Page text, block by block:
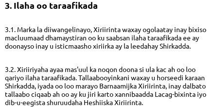
3. Ilaha oo taraafikada
3.1. Marka la diiwangelinayo, Xiriirinta waxay ogolaatay inay bixiso
macluumaad dhamaystiran oo ku saabsan ilaha taraafikada ee ay
doonayso inay u isticmaasho xiriirka ay la leedahay Shirkadda.
3.2. Xiriiriyaha ayaa mas'uul ka noqon doona si ula kac ah oo loo
qariyo ilaha taraafikada. Tallaabooyinkani waxay u horseedi karaan
Shirkadda, iyada oo loo marayo Barnaamijka Xiriirinta, inay dalbato
tallaabo ciqaab ah oo ay ku jiri karto xannibaadda Lacag-bixinta iyo
dib-u-eegista shuruudaha Heshiiska Xiriirinta.